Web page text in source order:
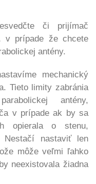
či prijímač
v prípade že chcete
antény.
mechanický
Tieto limity zabránia
antény,
v prípade ak by sa
opierala o stenu,
Nestačí nastaviť len
môže veľmi ľahko
by neexistovala žiadna